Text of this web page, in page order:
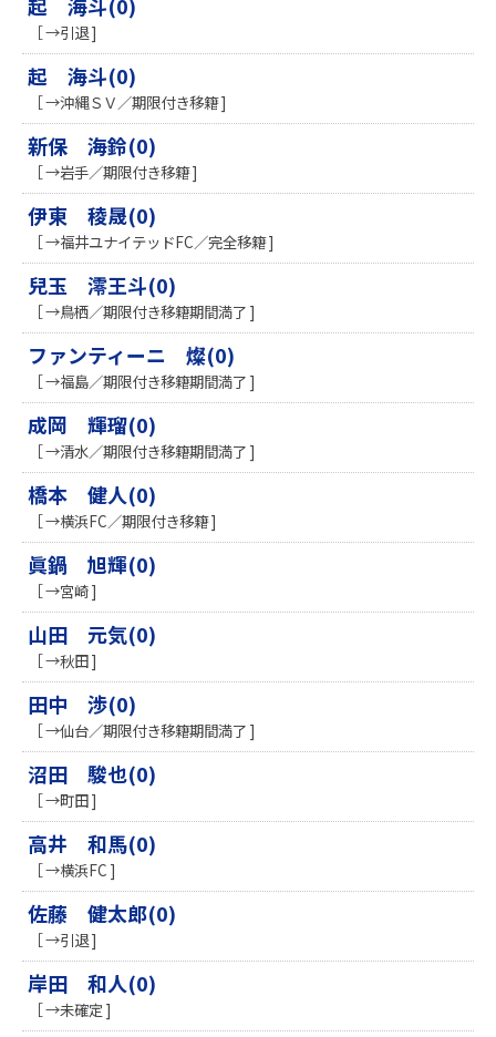
起 海斗(0)
［ →引退 ]
起 海斗(0)
［ →沖縄ＳＶ／期限付き移籍 ]
新保 海鈴(0)
［ →岩手／期限付き移籍 ]
伊東 稜晟(0)
［ →福井ユナイテッドFC／完全移籍 ]
兒玉 澪王斗(0)
［ →鳥栖／期限付き移籍期間満了 ]
ファンティーニ 燦(0)
［ →福島／期限付き移籍期間満了 ]
成岡 輝瑠(0)
［ →清水／期限付き移籍期間満了 ]
橋本 健人(0)
［ →横浜FC／期限付き移籍 ]
眞鍋 旭輝(0)
［ →宮崎 ]
山田 元気(0)
［ →秋田 ]
田中 渉(0)
［ →仙台／期限付き移籍期間満了 ]
沼田 駿也(0)
［ →町田 ]
高井 和馬(0)
［ →横浜FC ]
佐藤 健太郎(0)
［ →引退 ]
岸田 和人(0)
［ →未確定 ]